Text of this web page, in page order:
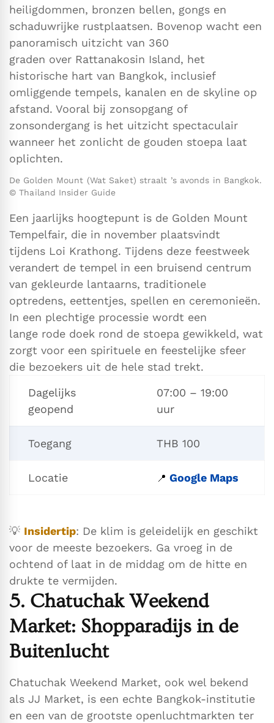
heiligdommen, bronzen bellen, gongs en
schaduwrijke rustplaatsen. Bovenop wacht een
panoramisch uitzicht van 360
graden over Rattanakosin Island, het
historische hart van Bangkok, inclusief
omliggende tempels, kanalen en de skyline op
afstand. Vooral bij zonsopgang of
zonsondergang is het uitzicht spectaculair
wanneer het zonlicht de gouden stoepa laat
oplichten.
De Golden Mount (Wat Saket) straalt ’s avonds in Bangkok.
© Thailand Insider Guide
Een jaarlijks hoogtepunt is de Golden Mount
Tempelfair, die in november plaatsvindt
tijdens Loi Krathong. Tijdens deze feestweek
verandert de tempel in een bruisend centrum
van gekleurde lantaarns, traditionele
optredens, eettentjes, spellen en ceremonieën.
In een plechtige processie wordt een
lange rode doek rond de stoepa gewikkeld, wat
zorgt voor een spirituele en feestelijke sfeer
die bezoekers uit de hele stad trekt.
Dagelijks
geopend
07:00 – 19:00
uur
Toegang THB 100
Locatie 📍 Google Maps
💡 Insidertip: De klim is geleidelijk en geschikt
voor de meeste bezoekers. Ga vroeg in de
ochtend of laat in de middag om de hitte en
drukte te vermijden.
5. Chatuchak Weekend
Market: Shopparadijs in de
Buitenlucht
Chatuchak Weekend Market, ook wel bekend
als JJ Market, is een echte Bangkok-institutie
en een van de grootste openluchtmarkten ter